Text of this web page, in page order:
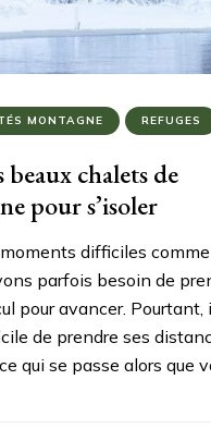
MONTAGNE REFUGES
beaux chalets de
pour s’isoler
difficiles
parfois besoin de
pour avancer. Pourtant,
de prendre ses
qui se passe alors que